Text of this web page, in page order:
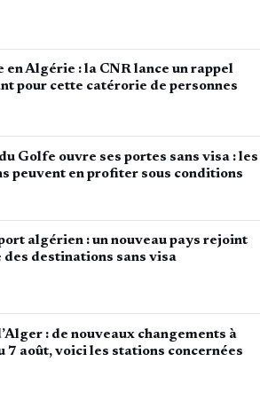
en Algérie : la CNR lance un rappel
pour cette catérorie de personnes
Golfe ouvre ses portes sans visa : les
peuvent en profiter sous conditions
algérien : un nouveau pays rejoint
des destinations sans visa
: de nouveaux changements à
7 août, voici les stations concernées